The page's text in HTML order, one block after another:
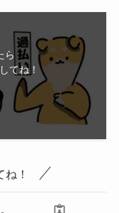
ら
てね！
！